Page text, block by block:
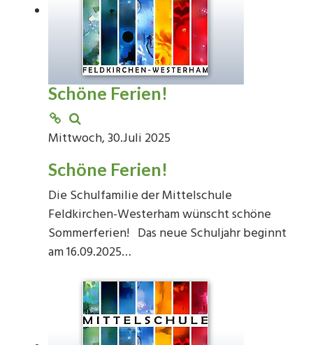
Schöne Ferien!
Mittwoch, 30.Juli 2025
Schöne Ferien!
Die Schulfamilie der Mittelschule
Feldkirchen-Westerham wünscht schöne
Sommerferien! Das neue Schuljahr beginnt
am 16.09.2025…